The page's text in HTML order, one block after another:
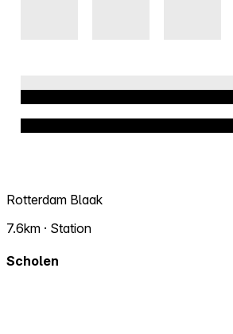
Rotterdam Blaak
7.6km · Station
Scholen